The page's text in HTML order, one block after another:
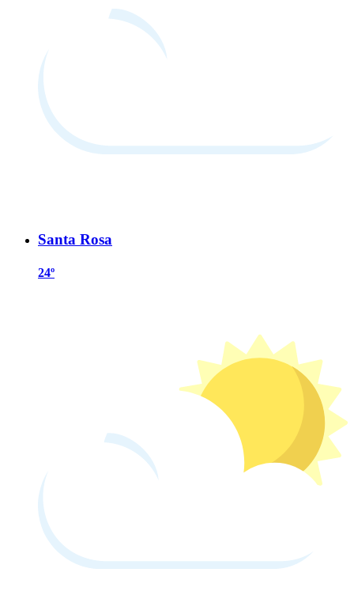
Santa Rosa
24º